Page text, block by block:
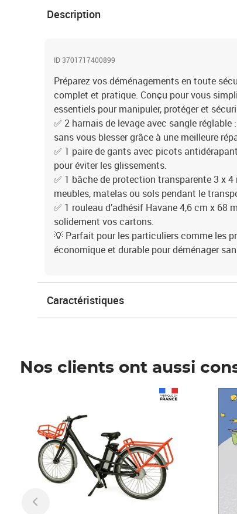
Description
ID 3701717400899
Préparez vos déménagements en toute
complet et pratique. Conçu pour vous
essentiels pour manipuler, protéger et
✅ 2 harnais de levage avec sangle
sans vous blesser grâce à une meilleure
✅ 1 paire de gants avec picots
pour éviter les glissements.
✅ 1 bâche de protection transparente 3 x
meubles, matelas ou sols pendant le
✅ 1 rouleau d’adhésif Havane 4,6 cm x 68
solidement vos cartons.
💡 Parfait pour les particuliers comme les
économique et durable pour déménager
Caractéristiques
Nos clients ont aussi
Prix 7,50€